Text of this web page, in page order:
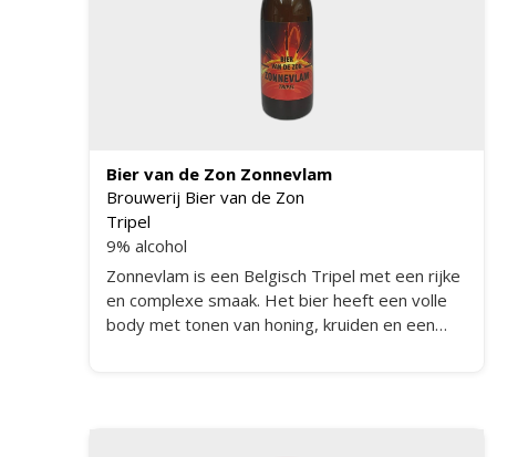
Bier van de Zon Zonnevlam
Brouwerij Bier van de Zon
Tripel
9% alcohol
Zonnevlam is een Belgisch Tripel met een rijke
en complexe smaak. Het bier heeft een volle
body met tonen van honing, kruiden en een